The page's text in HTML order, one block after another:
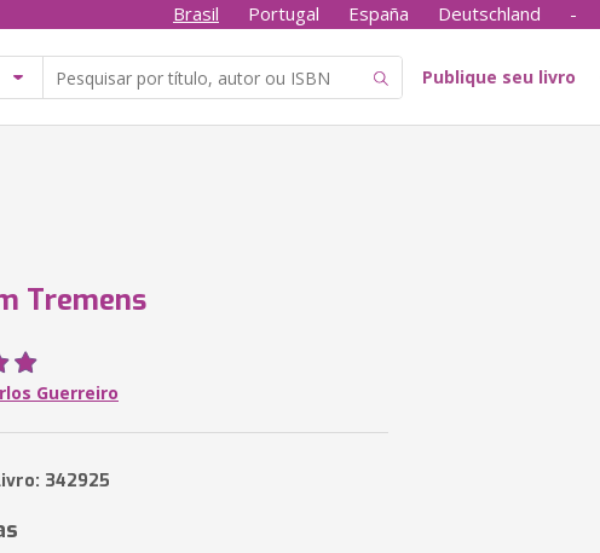
Brasil Portugal España Deutschland -
Publique seu livro
Tremens
Guerreiro
342925